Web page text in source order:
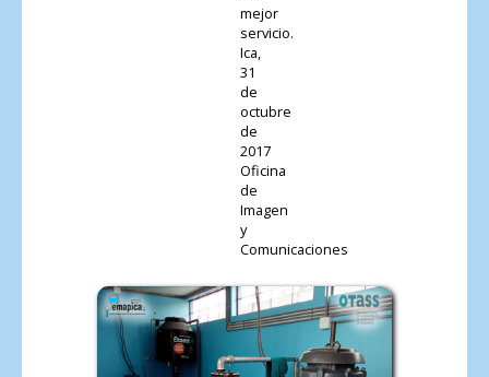
mejor
servicio.
Ica,
31
de
octubre
de
2017
Oficina
de
Imagen
y
Comunicaciones